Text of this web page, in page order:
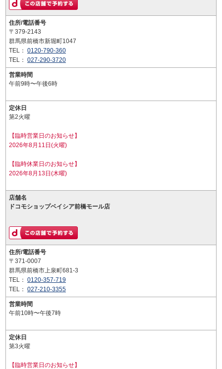
住所/電話番号
〒379-2143
群馬県前橋市新堀町1047
TEL： 0120-790-360
TEL： 027-290-3720
営業時間
午前9時〜午後6時
定休日
第2火曜
【臨時営業日のお知らせ】
2026年8月11日(火曜)
【臨時休業日のお知らせ】
2026年8月13日(木曜)
店舗名
ドコモショップベイシア前橋モール店
住所/電話番号
〒371-0007
群馬県前橋市上泉町681-3
TEL： 0120-357-719
TEL： 027-210-3355
営業時間
午前10時〜午後7時
定休日
第3火曜
【臨時営業日のお知らせ】